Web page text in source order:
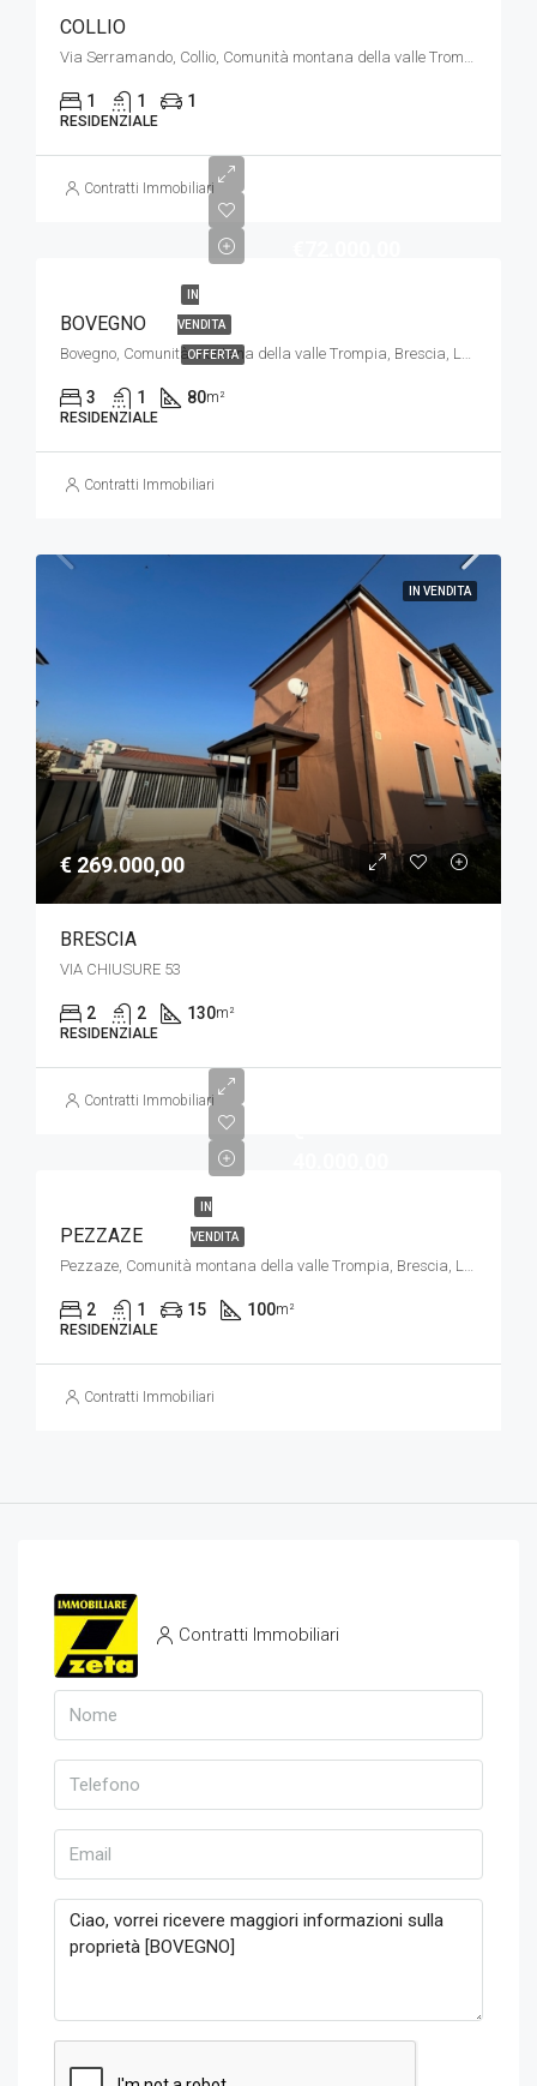
COLLIO
1 1 1
RESIDENZIALE
Contratti Immobiliari
IN
VENDITA
OFFERTA
BOVEGNO
3 1 80m²
RESIDENZIALE
Contratti Immobiliari
IN VENDITA
€ 269.000,00
BRESCIA
VIA CHIUSURE 53
2 2 130m²
RESIDENZIALE
Contratti Immobiliari
IN
VENDITA
PEZZAZE
2 1 15 100m²
RESIDENZIALE
Contratti Immobiliari
Contratti Immobiliari